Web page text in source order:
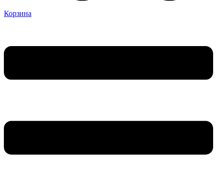
Корзина